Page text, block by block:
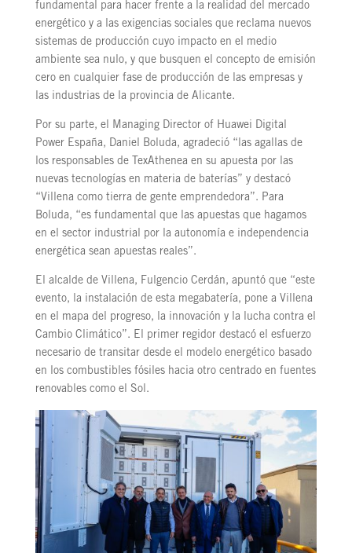
fundamental para hacer frente a la realidad del mercado
energético y a las exigencias sociales que reclama nuevos
sistemas de producción cuyo impacto en el medio
ambiente sea nulo, y que busquen el concepto de emisión
cero en cualquier fase de producción de las empresas y
las industrias de la provincia de Alicante.
Por su parte, el Managing Director of Huawei Digital
Power España, Daniel Boluda, agradeció “las agallas de
los responsables de TexAthenea en su apuesta por las
nuevas tecnologías en materia de baterías” y destacó
“Villena como tierra de gente emprendedora”. Para
Boluda, “es fundamental que las apuestas que hagamos
en el sector industrial por la autonomía e independencia
energética sean apuestas reales”.
El alcalde de Villena, Fulgencio Cerdán, apuntó que “este
evento, la instalación de esta megabatería, pone a Villena
en el mapa del progreso, la innovación y la lucha contra el
Cambio Climático”. El primer regidor destacó el esfuerzo
necesario de transitar desde el modelo energético basado
en los combustibles fósiles hacia otro centrado en fuentes
renovables como el Sol.